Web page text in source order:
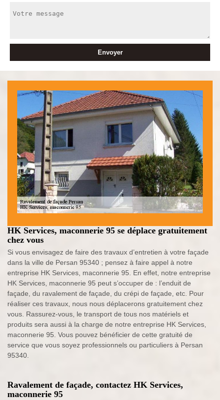
HK Services, maconnerie 95 se déplace gratuitement
chez vous
Si vous envisagez de faire des travaux d’entretien à votre façade
dans la ville de Persan 95340 ; pensez à faire appel à notre
entreprise HK Services, maconnerie 95. En effet, notre entreprise
HK Services, maconnerie 95 peut s’occuper de : l’enduit de
façade, du ravalement de façade, du crépi de façade, etc. Pour
réaliser ces travaux, nous nous déplacerons gratuitement chez
vous. Rassurez-vous, le transport de tous nos matériels et
produits sera aussi à la charge de notre entreprise HK Services,
maconnerie 95. Vous pouvez bénéficier de cette gratuité de
service que vous soyez professionnels ou particuliers à Persan
95340.
Ravalement de façade, contactez HK Services,
maconnerie 95